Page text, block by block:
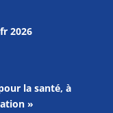
2026
la santé, à
»